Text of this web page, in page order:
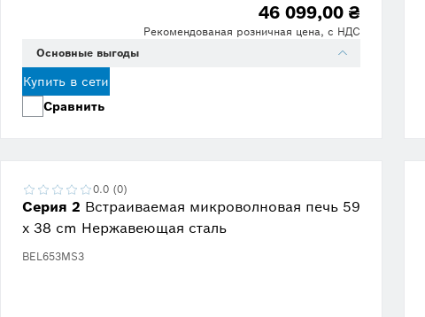
46 099,00 ₴
Рекомендованая розничная цена, с НДС
Основные выгоды
Купить в сети
Сравнить
Серия 2 Встраиваемая микроволновая печь 59
x 38 cm Нержавеющая сталь
BEL653MS3
0.0 (0)